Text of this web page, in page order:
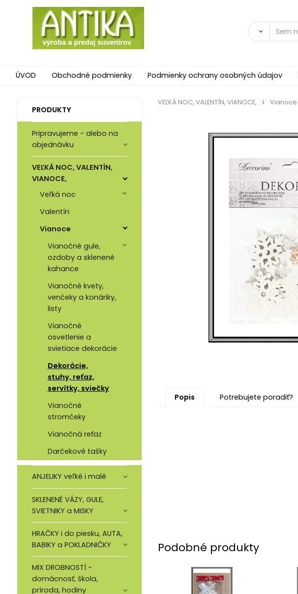
ÚVOD Obchodné podmienky Podmienky ochrany osobných údajov
PRODUKTY
Pripravujeme - alebo na
objednávku
VEĽKÁ NOC, VALENTÍN,
VIANOCE,
Veľká noc
Valentín
Vianoce
Vianočné gule,
ozdoby a sklenené
kahance
Vianočné kvety,
venčeky a konáriky,
listy
Vianočné
osvetlenie a
svietiace dekorácie
Dekorácie,
stuhy, reťaz,
servítky, sviečky
Vianočné
stromčeky
Vianočná reťaz
Darčekové tašky
ANJELIKY veľké i malé
SKLENENÉ VÁZY, GULE,
SVIETNIKY a MISKY
HRAČKY i do piesku, AUTA,
BABIKY a POKLADNIČKY
MIX DROBNOSTÍ -
domácnosť, škola,
príroda, hodiny
VEĽKÁ NOC, VALENTÍN, VIANOCE, Vianoce
Popis Potrebujete poradiť?
Podobné produkty